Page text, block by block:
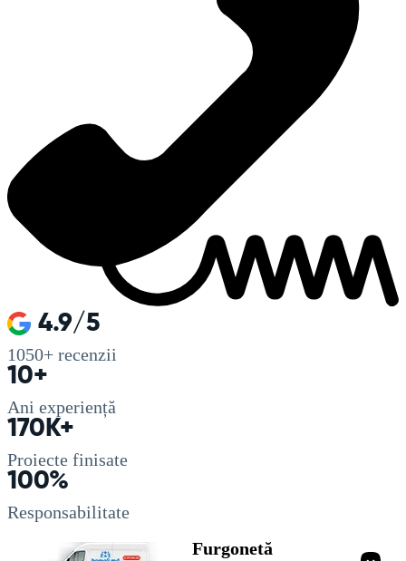
4.9/5
1050+ recenzii
10+
Ani experiență
170K+
Proiecte finisate
100%
Responsabilitate
Furgonetă